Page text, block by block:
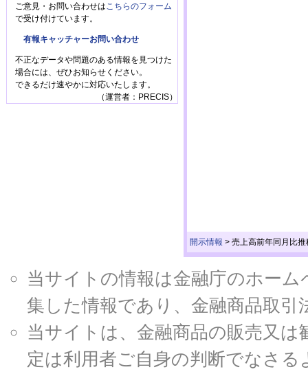
開示情報 > 売上高前年同月比
ご意見・お問い合わせは こちらのフォーム
で受け付けています。
有報キャッチャーお問い合わせ
不正なデータや問題のある情報を見つけた
場合には、ぜひお知らせください。
できるだけ速やかに対応いたします。
（運営者：PRECIS）
当サイトの情報は金融庁のホー
集した情報であり、金融商品取
当サイトは、金融商品の販売又
定は利用者ご自身の判断でなさ